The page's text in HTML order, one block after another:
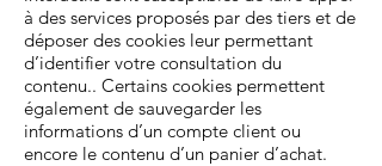
à des services proposés par des tiers et de
déposer des cookies leur permettant
d’identifier votre consultation du
contenu.. Certains cookies permettent
également de sauvegarder les
informations d’un compte client ou
encore le contenu d’un panier d’achat.